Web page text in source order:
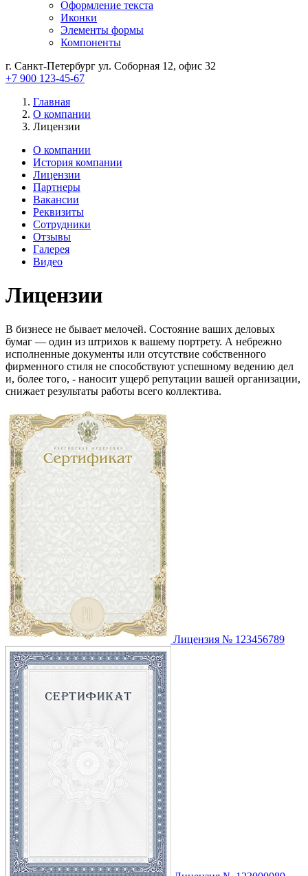
Оформление текста
Иконки
Элементы формы
Компоненты
г. Санкт-Петербург ул. Соборная 12, офис 32
+7 900 123-45-67
Главная
О компании
Лицензии
О компании
История компании
Лицензии
Партнеры
Вакансии
Реквизиты
Сотрудники
Отзывы
Галерея
Видео
Лицензии
В бизнесе не бывает мелочей. Состояние ваших деловых
бумаг — один из штрихов к вашему портрету. А небрежно
исполненные документы или отсутствие собственного
фирменного стиля не способствуют успешному ведению дел
и, более того, - наносит ущерб репутации вашей организации,
снижает результаты работы всего коллектива.
Лицензия № 123456789